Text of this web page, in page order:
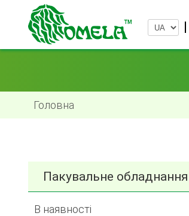
Головна
Пакувальне обладнання
В наявності